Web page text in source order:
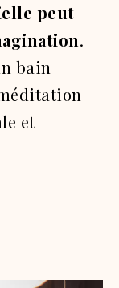
peut
.
bain
et